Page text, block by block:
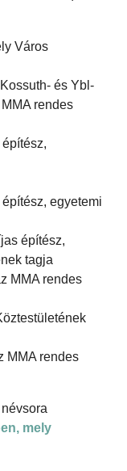
Város
Kossuth- és Ybl-
rendes
építész,
egyetemi
építész,
tagja
MMA rendes
MMA rendes
mely